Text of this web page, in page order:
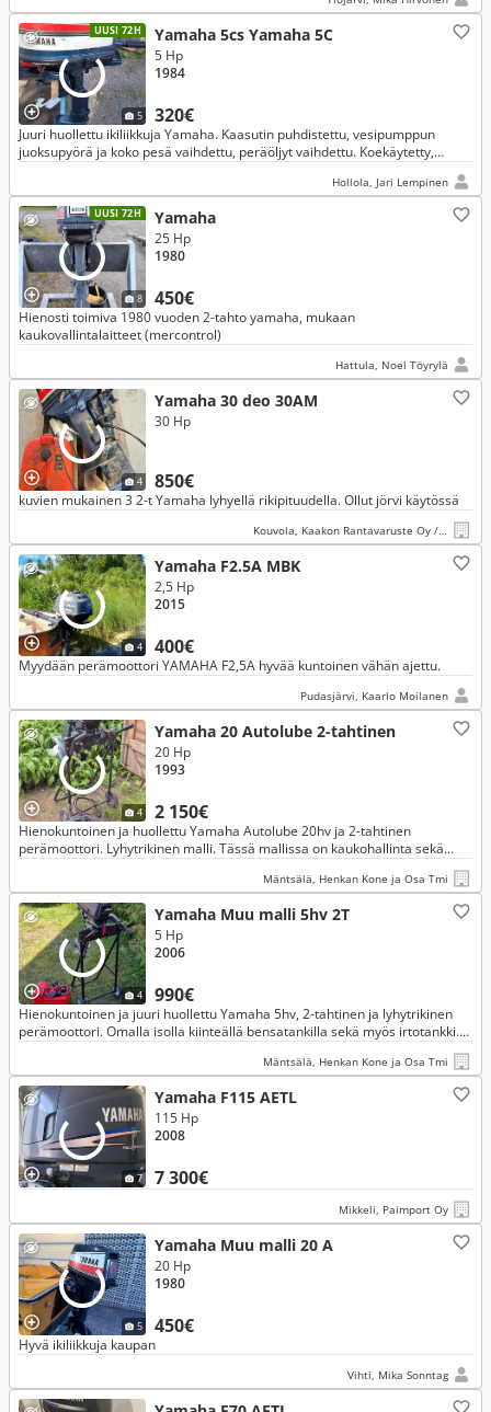
UUSI 72H
5
Yamaha 5cs Yamaha 5C
320€
5 Hp
1984
Juuri huollettu ikiliikkuja Yamaha. Kaasutin puhdistettu, vesipumppun
juoksupyörä ja koko pesä vaihdettu, peräöljyt vaihdettu. Koekäytetty,
Hollola, Jari Lempinen
UUSI 72H
8
Yamaha
450€
25 Hp
1980
Hienosti toimiva 1980 vuoden 2-tahto yamaha, mukaan
kaukovallintalaitteet (mercontrol)
Hattula, Noel Töyrylä
4
Yamaha 30 deo 30AM
850€
30 Hp
kuvien mukainen 3 2-t Yamaha lyhyellä rikipituudella. Ollut jörvi käytössä
Kouvola, Kaakon Rantavaruste Oy / Kaakon Konevälitys
4
Yamaha F2.5A MBK
400€
2,5 Hp
2015
Myydään perämoottori YAMAHA F2,5A hyvää kuntoinen vähän ajettu.
Pudasjärvi, Kaarlo Moilanen
4
Yamaha 20 Autolube 2-tahtinen
2 150€
20 Hp
1993
Hienokuntoinen ja huollettu Yamaha Autolube 20hv ja 2-tahtinen
perämoottori. Lyhytrikinen malli. Tässä mallissa on kaukohallinta sekä
Mäntsälä, Henkan Kone ja Osa Tmi
4
Yamaha Muu malli 5hv 2T
990€
5 Hp
2006
Hienokuntoinen ja juuri huollettu Yamaha 5hv, 2-tahtinen ja lyhytrikinen
perämoottori. Omalla isolla kiinteällä bensatankilla sekä myös irtotankki.
Mäntsälä, Henkan Kone ja Osa Tmi
7
Yamaha F115 AETL
7 300€
115 Hp
2008
Mikkeli, Paimport Oy
5
Yamaha Muu malli 20 A
450€
20 Hp
1980
Hyvä ikiliikkuja kaupan
Vihti, Mika Sonntag